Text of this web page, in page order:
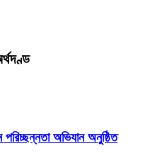
অভিযান অনুষ্ঠিত